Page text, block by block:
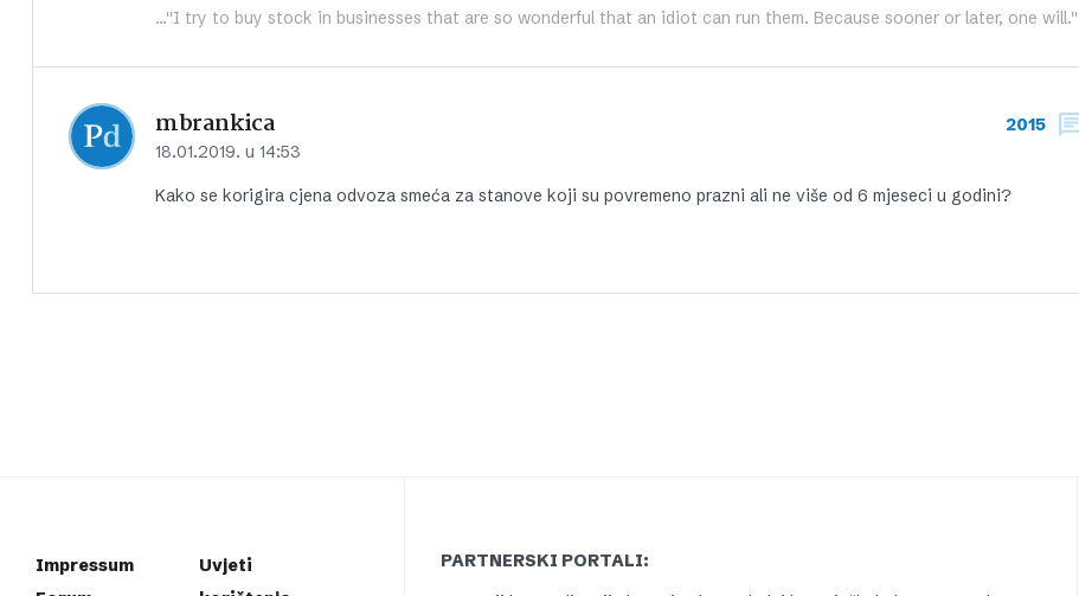
...''I try to buy stock in businesses that are so wonderful that an idiot can run them. Because sooner or later, one will.''
mbrankica
18.01.2019. u 14:53
2015
Kako se korigira cjena odvoza smeća za stanove koji su povremeno prazni ali ne više od 6 mjeseci u godini?
Impressum
Uvjeti
PARTNERSKI PORTALI: